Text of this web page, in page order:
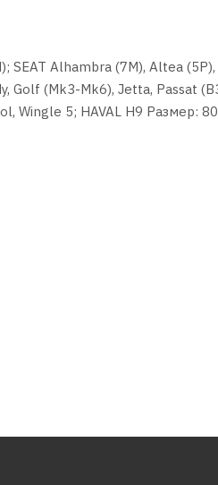
SEAT Alhambra (7M), Altea
Golf (Mk3-Mk6), Jetta, Passat
Wingle 5; HAVAL H9 Размер: